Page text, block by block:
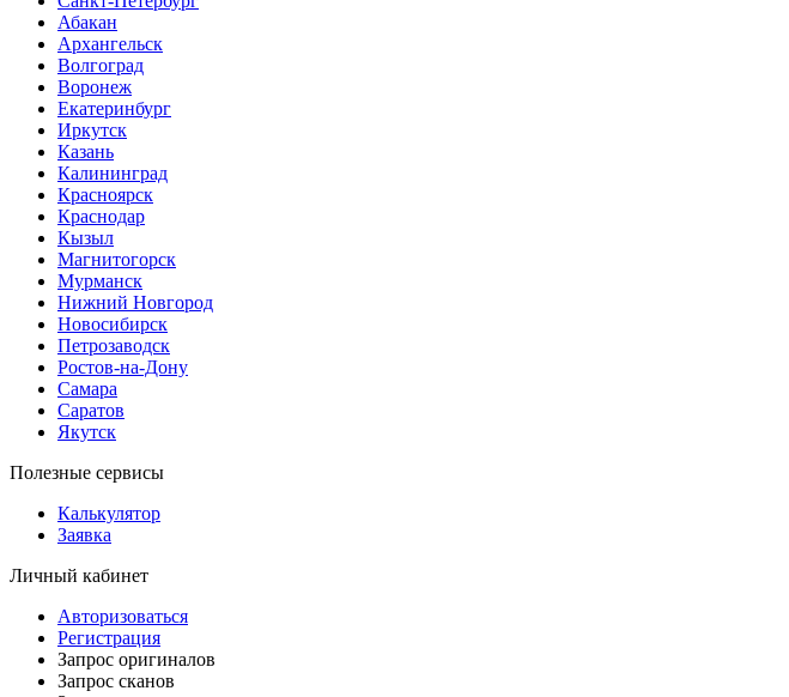
Абакан
Архангельск
Волгоград
Воронеж
Екатеринбург
Иркутск
Казань
Калининград
Красноярск
Краснодар
Кызыл
Магнитогорск
Мурманск
Нижний Новгород
Новосибирск
Петрозаводск
Ростов-на-Дону
Самара
Саратов
Якутск
Полезные сервисы
Калькулятор
Заявка
Личный кабинет
Авторизоваться
Регистрация
Запрос оригиналов
Запрос сканов